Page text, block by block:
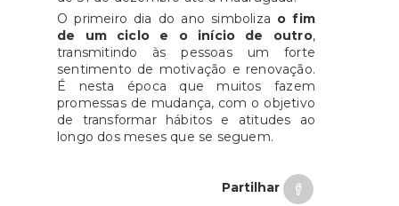
O primeiro dia do ano simboliza o fim
de um ciclo e o início de outro,
transmitindo às pessoas um forte
sentimento de motivação e renovação.
É nesta época que muitos fazem
promessas de mudança, com o objetivo
de transformar hábitos e atitudes ao
longo dos meses que se seguem.
Partilhar